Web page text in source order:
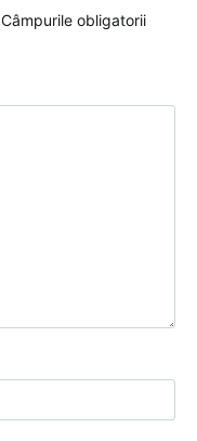
Câmpurile obligatorii